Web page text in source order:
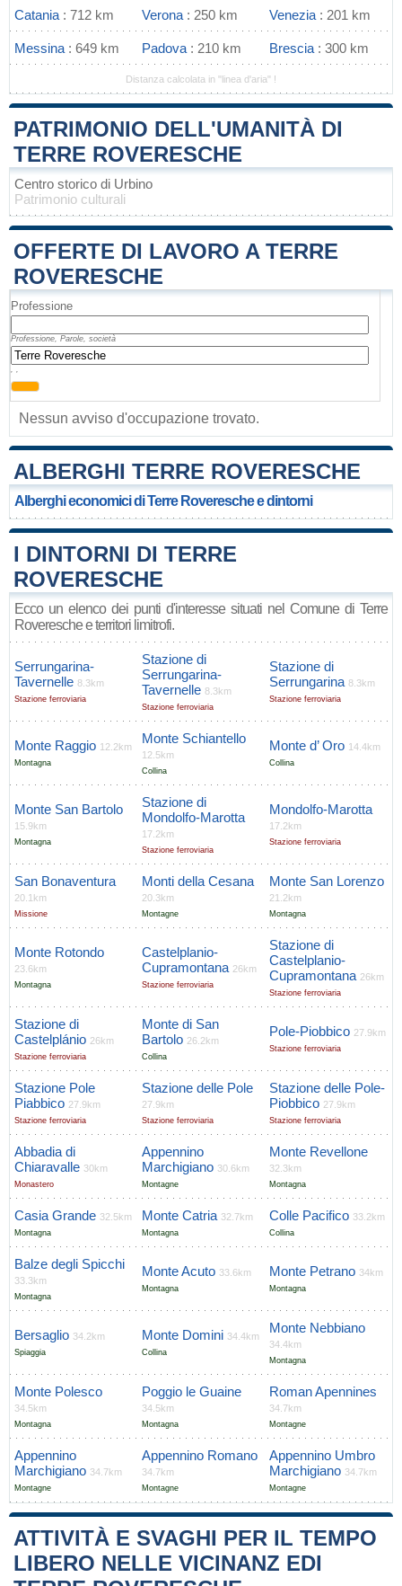
Catania : 712 km Verona : 250 km Venezia : 201 km
Messina : 649 km Padova : 210 km Brescia : 300 km
Distanza calcolata in "linea d'aria" !
PATRIMONIO DELL'UMANITÀ DI
TERRE ROVERESCHE
Centro storico di Urbino
Patrimonio culturali
OFFERTE DI LAVORO A TERRE
ROVERESCHE
Professione
Professione, Parole, società
, ,
Nessun avviso d'occupazione trovato.
ALBERGHI TERRE ROVERESCHE
Alberghi economici di Terre Roveresche e dintorni
I DINTORNI DI TERRE
ROVERESCHE
Ecco un elenco dei punti d'interesse situati nel Comune di Terre
Roveresche e territori limitrofi.
Serrungarina-
Tavernelle 8.3km
Stazione ferroviaria
Stazione di
Serrungarina-
Tavernelle 8.3km
Stazione ferroviaria
Stazione di
Serrungarina 8.3km
Stazione ferroviaria
Monte Raggio 12.2km
Montagna
Monte Schiantello
12.5km
Collina
Monte d’ Oro 14.4km
Collina
Monte San Bartolo
15.9km
Montagna
Stazione di
Mondolfo-Marotta
17.2km
Stazione ferroviaria
Mondolfo-Marotta
17.2km
Stazione ferroviaria
San Bonaventura
20.1km
Missione
Monti della Cesana
20.3km
Montagne
Monte San Lorenzo
21.2km
Montagna
Monte Rotondo
23.6km
Montagna
Castelplanio-
Cupramontana 26km
Stazione ferroviaria
Stazione di
Castelplanio-
Cupramontana 26km
Stazione ferroviaria
Stazione di
Castelplánio 26km
Stazione ferroviaria
Monte di San
Bartolo 26.2km
Collina
Pole-Piobbico 27.9km
Stazione ferroviaria
Stazione Pole
Piabbico 27.9km
Stazione ferroviaria
Stazione delle Pole
27.9km
Stazione ferroviaria
Stazione delle Pole-
Piobbico 27.9km
Stazione ferroviaria
Abbadia di
Chiaravalle 30km
Monastero
Appennino
Marchigiano 30.6km
Montagne
Monte Revellone
32.3km
Montagna
Casia Grande 32.5km
Montagna
Monte Catria 32.7km
Montagna
Colle Pacifico 33.2km
Collina
Balze degli Spicchi
33.3km
Montagna
Monte Acuto 33.6km
Montagna
Monte Petrano 34km
Montagna
Bersaglio 34.2km
Spiaggia
Monte Domini 34.4km
Collina
Monte Nebbiano
34.4km
Montagna
Monte Polesco
34.5km
Montagna
Poggio le Guaine
34.5km
Montagna
Roman Apennines
34.7km
Montagne
Appennino
Marchigiano 34.7km
Montagne
Appennino Romano
34.7km
Montagne
Appennino Umbro
Marchigiano 34.7km
Montagne
ATTIVITÀ E SVAGHI PER IL TEMPO
LIBERO NELLE VICINANZ EDI